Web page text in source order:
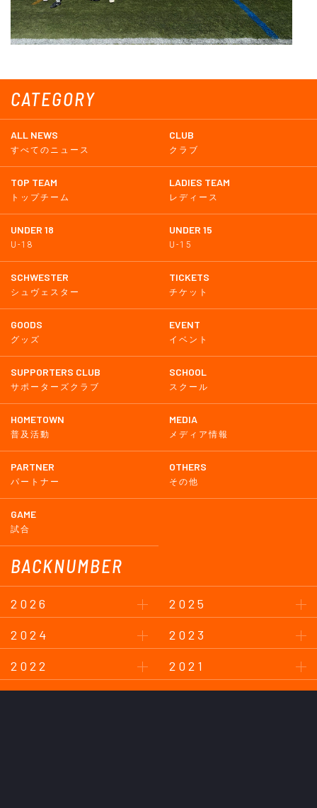
CATEGORY
ALL NEWS
すべてのニュース
CLUB
クラブ
TOP TEAM
トップチーム
LADIES TEAM
レディース
UNDER 18
U-18
UNDER 15
U-15
SCHWESTER
シュヴェスター
TICKETS
チケット
GOODS
グッズ
EVENT
イベント
SUPPORTERS CLUB
サポーターズクラブ
SCHOOL
スクール
HOMETOWN
普及活動
MEDIA
メディア情報
PARTNER
パートナー
OTHERS
その他
GAME
試合
BACKNUMBER
2026
2025
2024
2023
2022
2021